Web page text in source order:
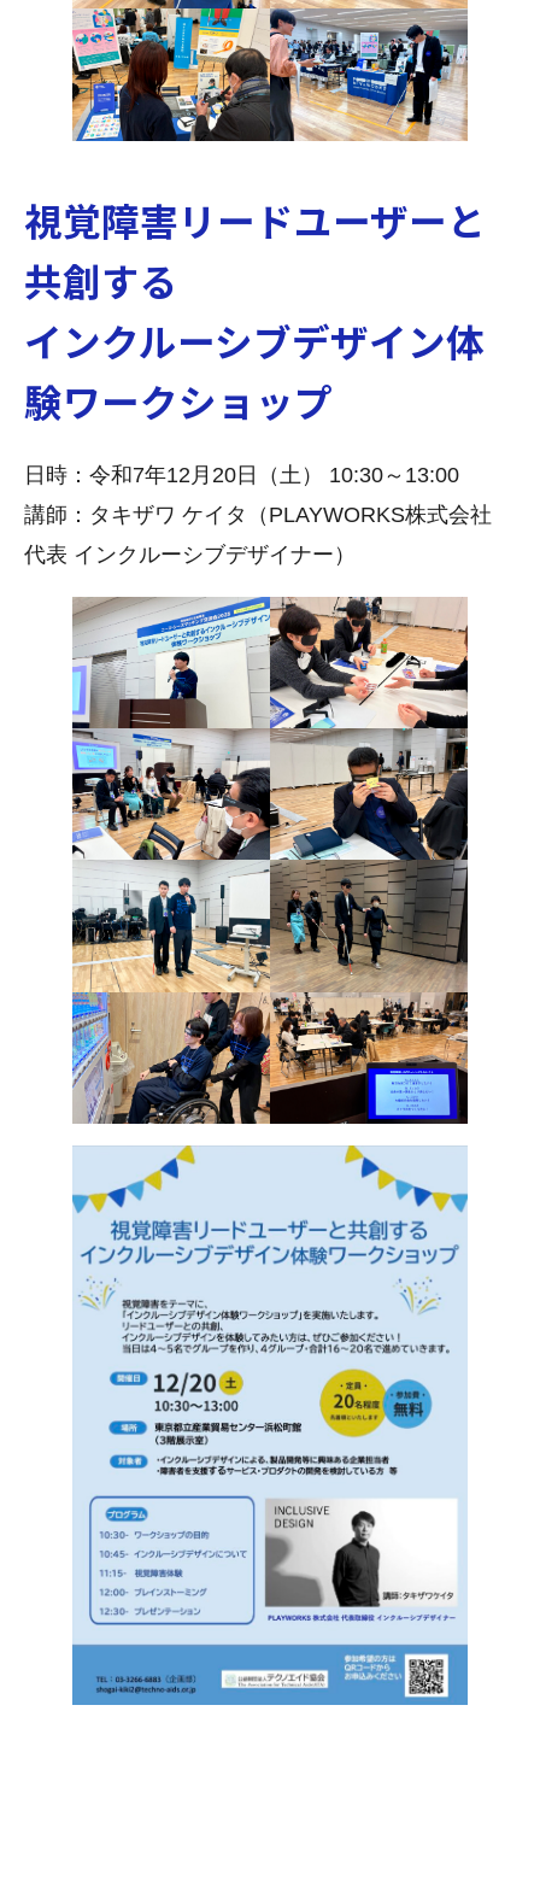
視覚障害リードユーザーと
共創する
インクルーシブデザイン体
験ワークショップ
日時：令和7年12月20日（土） 10:30～13:00
講師：タキザワ ケイタ（PLAYWORKS株式会社
代表 インクルーシブデザイナー）